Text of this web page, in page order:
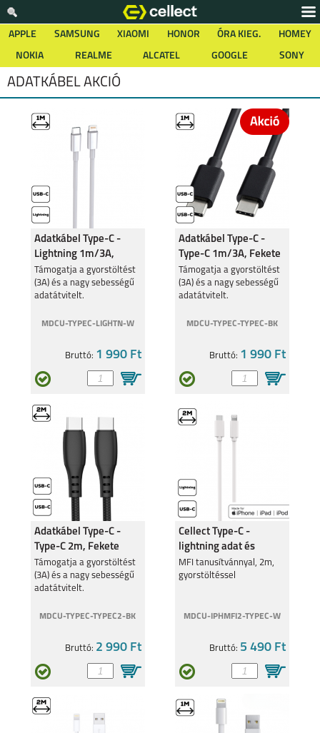
APPLE SAMSUNG XIAOMI HONOR ÓRA KIEG.
HOMEY
NOKIA
REALME ALCATEL GOOGLE SONY
ADATKÁBEL AKCIÓ
Adatkábel Type-C -
Lightning 1m/3A,
Fehér
Támogatja a gyorstöltést
(3A) és a nagy sebességű
adatátvitelt.
MDCU-TYPEC-LIGHTN-W
Bruttó: 1 990 Ft
Adatkábel Type-C -
Type-C 1m/3A, Fekete
Támogatja a gyorstöltést
(3A) és a nagy sebességű
adatátvitelt.
MDCU-TYPEC-TYPEC-BK
Bruttó: 1 990 Ft
Adatkábel Type-C -
Type-C 2m, Fekete
Támogatja a gyorstöltést
(3A) és a nagy sebességű
adatátvitelt.
MDCU-TYPEC-TYPEC2-BK
Bruttó: 2 990 Ft
Cellect Type-C -
lightning adat és
töltőkábel
MFI tanusítvánnyal, 2m,
gyorstöltéssel
MDCU-IPHMFI2-TYPEC-W
Bruttó: 5 490 Ft